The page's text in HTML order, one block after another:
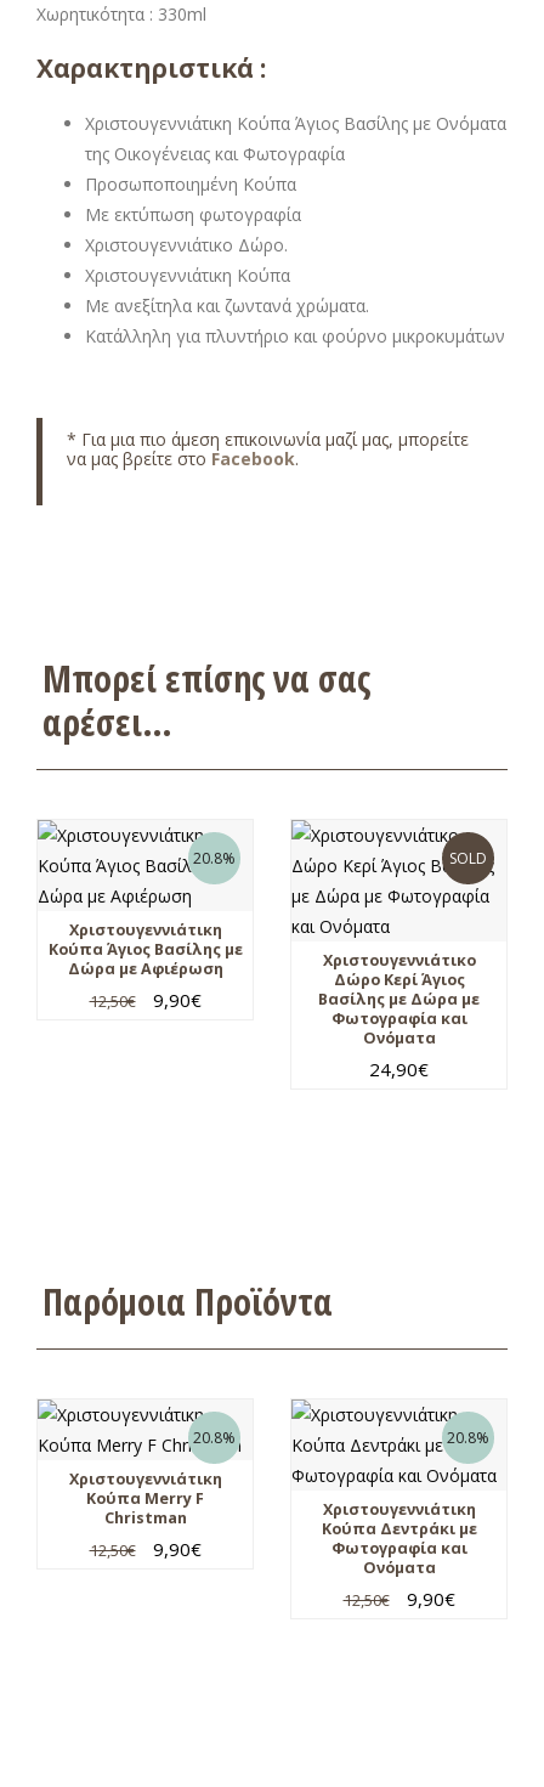
Χωρητικότητα : 330ml
Χαρακτηριστικά :
Χριστουγεννιάτικη Κούπα Άγιος Βασίλης με Ονόματα
της Οικογένειας και Φωτογραφία
Προσωποποιημένη Κούπα
Με εκτύπωση φωτογραφία
Χριστουγεννιάτικο Δώρο.
Χριστουγεννιάτικη Κούπα
Με ανεξίτηλα και ζωντανά χρώματα.
Κατάλληλη για πλυντήριο και φούρνο μικροκυμάτων
* Για μια πιο άμεση επικοινωνία μαζί μας, μπορείτε
να μας βρείτε στο Facebook.
Μπορεί επίσης να σας
αρέσει…
20.8%
Χριστουγεννιάτικη
Κούπα Άγιος Βασίλης με
Δώρα με Αφιέρωση
12,50€ 9,90€
SOLD
Χριστουγεννιάτικο
Δώρο Κερί Άγιος
Βασίλης με Δώρα με
Φωτογραφία και
Ονόματα
24,90€
Παρόμοια Προϊόντα
20.8%
Χριστουγεννιάτικη
Κούπα Merry F
Christman
12,50€ 9,90€
20.8%
Χριστουγεννιάτικη
Κούπα Δεντράκι με
Φωτογραφία και
Ονόματα
12,50€ 9,90€